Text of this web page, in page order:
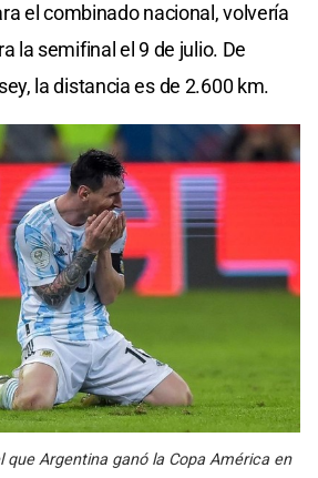
el combinado nacional, volvería
la semifinal el 9 de julio. De
la distancia es de 2.600 km.
que Argentina ganó la Copa América en